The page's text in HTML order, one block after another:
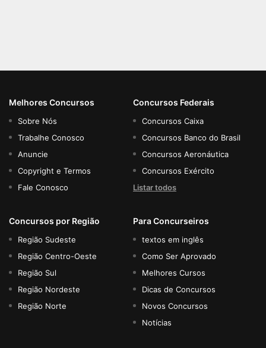
Melhores Concursos
Sobre Nós
Trabalhe Conosco
Anuncie
Copyright e Termos
Fale Conosco
Concursos Federais
Concursos Caixa
Concursos Banco do Brasil
Concursos Aeronáutica
Concursos Exército
Listar todos
Concursos por Região
Região Sudeste
Região Centro-Oeste
Região Sul
Região Nordeste
Região Norte
Para Concurseiros
textos em inglês
Como Ser Aprovado
Melhores Cursos
Dicas de Concursos
Novos Concursos
Notícias